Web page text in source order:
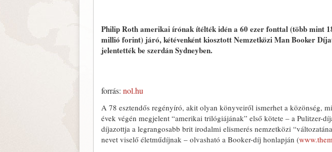
Philip Roth amerikai írónak ítélték idén a 60 ezer fonttal (több mint
millió forint) járó, kétévenként kiosztott Nemzetközi Man Booker
jelentették be szerdán Sydneyben.
forrás: nol.hu
A 78 esztendős regényíró, akit olyan könyveiről ismerhet a közönség,
évek végén megjelent “amerikai trilógiájának” első kötete – a Pulitzer-
díjazottja a legrangosabb brit irodalmi elismerés nemzetközi
nevet viselő életműdíjnak – olvasható a Booker-díj honlapján (